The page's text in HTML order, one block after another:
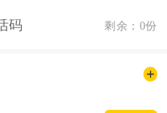
码 剩余：0份